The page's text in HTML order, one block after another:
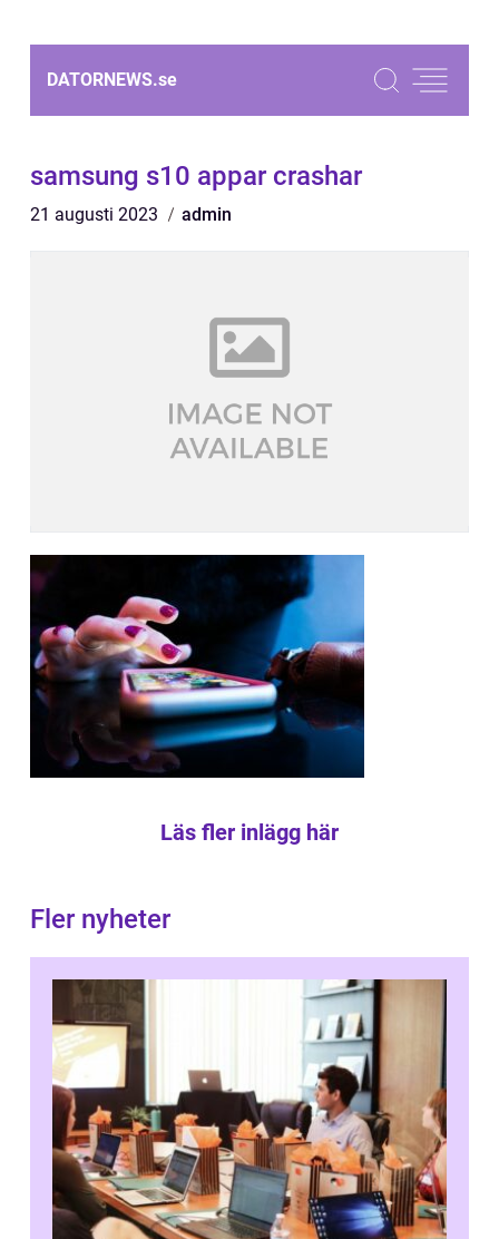
DATORNEWS.se
samsung s10 appar crashar
21 augusti 2023 admin
Läs fler inlägg här
Fler nyheter